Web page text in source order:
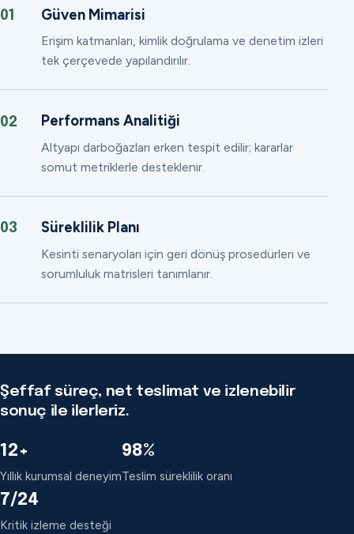
01 Güven Mimarisi
Erişim katmanları, kimlik doğrulama ve denetim izleri
tek çerçevede yapılandırılır.
02 Performans Analitiği
Altyapı darboğazları erken tespit edilir; kararlar
somut metriklerle desteklenir.
03 Süreklilik Planı
Kesinti senaryoları için geri dönüş prosedürleri ve
sorumluluk matrisleri tanımlanır.
Şeffaf süreç, net teslimat ve izlenebilir
sonuç ile ilerleriz.
12+
Yıllık kurumsal deneyim
98%
Teslim süreklilik oranı
7/24
Kritik izleme desteği